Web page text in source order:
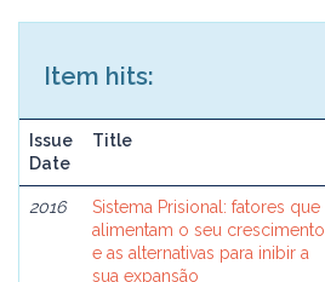
Item hits:
Issue
Date
Title
2016
Sistema Prisional: fatores que
alimentam o seu crescimento
e as alternativas para inibir a
sua expansão